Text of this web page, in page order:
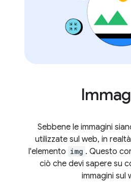
Sebbene le immagini
utilizzate sul web, in
l'elemento img . Questo
ciò che devi sapere su
immagini sul